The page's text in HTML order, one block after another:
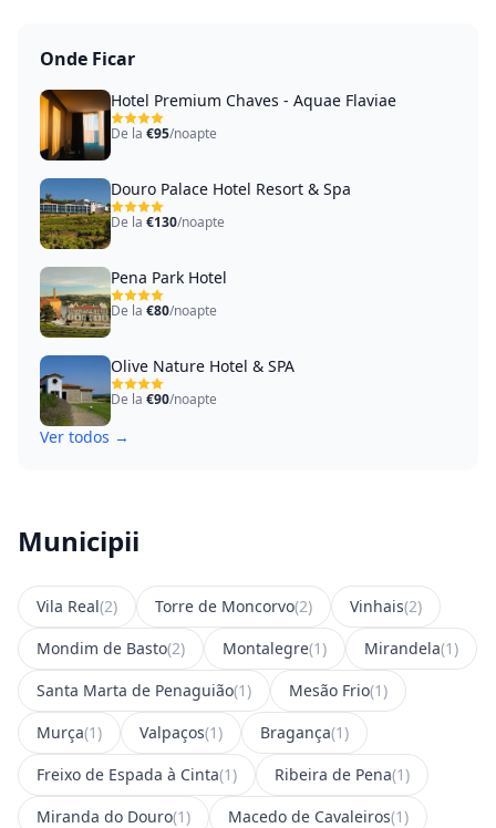
Onde Ficar
Hotel Premium Chaves - Aquae Flaviae
De la €95/noapte
Douro Palace Hotel Resort & Spa
De la €130/noapte
Pena Park Hotel
De la €80/noapte
Olive Nature Hotel & SPA
De la €90/noapte
Ver todos →
Municipii
Vila Real(2) Torre de Moncorvo(2) Vinhais(2)
Mondim de Basto(2) Montalegre(1) Mirandela(1)
Santa Marta de Penaguião(1) Mesão Frio(1)
Murça(1) Valpaços(1) Bragança(1)
Freixo de Espada à Cinta(1) Ribeira de Pena(1)
Miranda do Douro(1) Macedo de Cavaleiros(1)